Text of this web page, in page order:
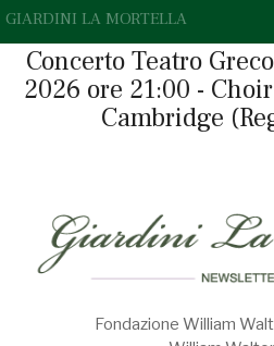
GIARDINI LA MORTELLA
Concerto Teatro
2026 ore 21:00 -
Cambridge
Fondazione William